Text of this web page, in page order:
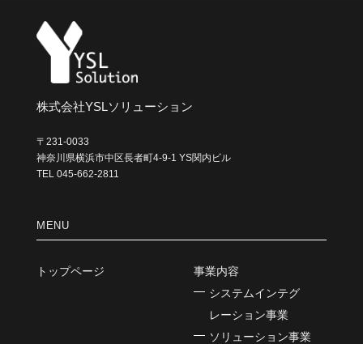
株式会社YSLソリューション
〒231-0033
神奈川県横浜市中区長者町4-9-1 YS関内ビル
TEL 045-662-2811
MENU
トップページ
事業内容
システムインテグ
レーション事業
ソリューション事業